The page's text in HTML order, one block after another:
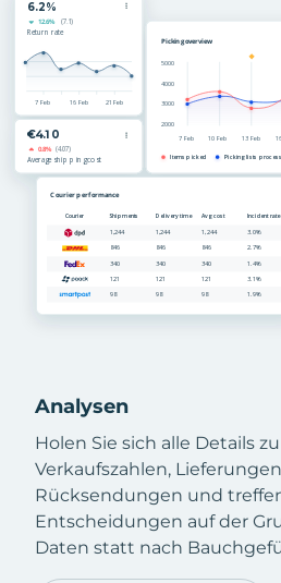
Analysen
Holen Sie sich alle Details
Verkaufszahlen,
Rücksendungen und
Entscheidungen auf der
Daten statt nach